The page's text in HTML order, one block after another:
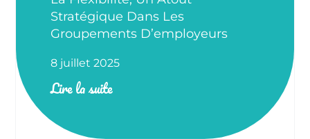
Stratégique Dans Les
Groupements D’employeurs
8 juillet 2025
Lire la suite